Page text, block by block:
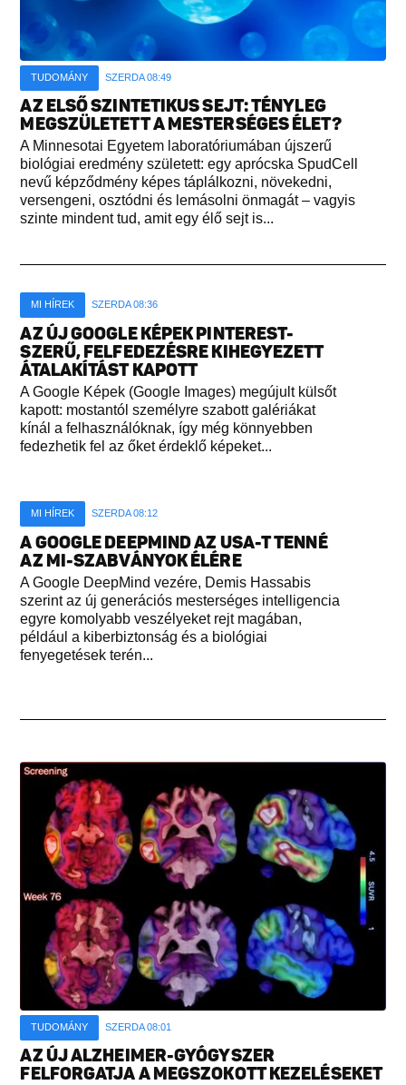
TUDOMÁNY SZERDA 08:49
AZ ELSŐ SZINTETIKUS SEJT: TÉNYLEG
MEGSZÜLETETT A MESTERSÉGES ÉLET?
A Minnesotai Egyetem laboratóriumában újszerű
biológiai eredmény született: egy aprócska SpudCell
nevű képződmény képes táplálkozni, növekedni,
versengeni, osztódni és lemásolni önmagát – vagyis
szinte mindent tud, amit egy élő sejt is...
MI HÍREK SZERDA 08:36
AZ ÚJ GOOGLE KÉPEK PINTEREST-
SZERŰ, FELFEDEZÉSRE KIHEGYEZETT
ÁTALAKÍTÁST KAPOTT
A Google Képek (Google Images) megújult külsőt
kapott: mostantól személyre szabott galériákat
kínál a felhasználóknak, így még könnyebben
fedezhetik fel az őket érdeklő képeket...
MI HÍREK SZERDA 08:12
A GOOGLE DEEPMIND AZ USA-T TENNÉ
AZ MI-SZABVÁNYOK ÉLÉRE
A Google DeepMind vezére, Demis Hassabis
szerint az új generációs mesterséges intelligencia
egyre komolyabb veszélyeket rejt magában,
például a kiberbiztonság és a biológiai
fenyegetések terén...
TUDOMÁNY SZERDA 08:01
AZ ÚJ ALZHEIMER-GYÓGYSZER
FELFORGATJA A MEGSZOKOTT KEZELÉSEKET